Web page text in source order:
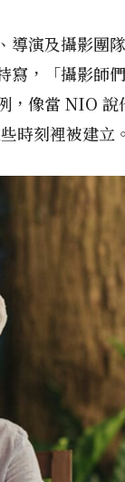
演及攝影團
，「攝影師
，像當 NIO
時刻裡被建立。